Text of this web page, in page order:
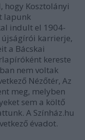
Kosztolányi
lapunk
indult el 1904-
újságírói karrierje,
a Bácskai
kereste
nem voltak
Nézőtér, Az
meg, melyben
sem a költő
A Színház.hu
évadot.